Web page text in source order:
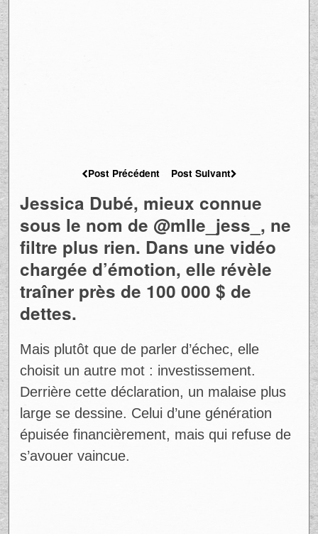
Post Précédent Post Suivant
Jessica Dubé, mieux connue
sous le nom de @mlle_jess_, ne
filtre plus rien. Dans une vidéo
chargée d’émotion, elle révèle
traîner près de 100 000 $ de
dettes.
Mais plutôt que de parler d’échec, elle
choisit un autre mot : investissement.
Derrière cette déclaration, un malaise plus
large se dessine. Celui d’une génération
épuisée financièrement, mais qui refuse de
s’avouer vaincue.